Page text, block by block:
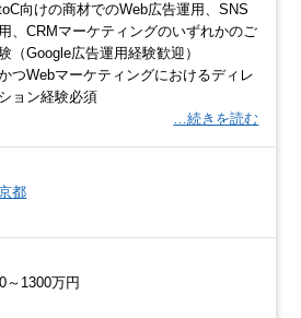
toC向けの商材でのWeb広告運用、SNS
、CRMマーケティングのいずれかのご
（Google広告運用経験歓迎）
かつWebマーケティングにおけるディレ
ョン経験必須
…続きを読む
都
～1300万円